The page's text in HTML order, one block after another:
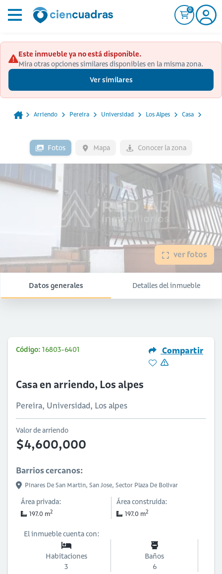
0
Este inmueble ya no está disponible.
Mira otras opciones similares disponibles en la misma zona.
Ver similares
Arriendo Pereira Universidad Los Alpes Casa
Fotos Mapa Conocer la zona
ver fotos
Datos generales Detalles del inmueble
Código: 16803-6401 Compartir
Casa en arriendo, Los alpes
Pereira, Universidad, Los alpes
Valor de arriendo
$4,600,000
Barrios cercanos:
Pinares De San Martin, San Jose, Sector Plaza De Bolivar
Área privada:
197.0 m2
Área construida:
197.0 m2
El inmueble cuenta con:
Habitaciones
3
Baños
6